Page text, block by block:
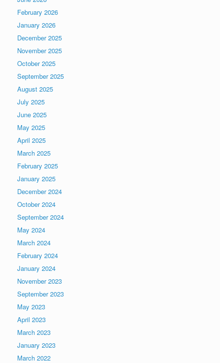
February 2026
January 2026
December 2025
November 2025
October 2025
September 2025
August 2025
July 2025
June 2025
May 2025
April 2025
March 2025
February 2025
January 2025
December 2024
October 2024
September 2024
May 2024
March 2024
February 2024
January 2024
November 2023
September 2023
May 2023
April 2023
March 2023
January 2023
March 2022